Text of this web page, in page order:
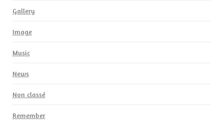
Gallery
Image
Music
News
Non classé
Remember